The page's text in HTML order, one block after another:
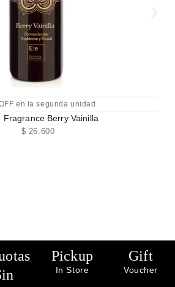
en la segunda unidad
Fragrance Berry Vainilla
$ 26.600
Pickup
In Store
Gift
Voucher